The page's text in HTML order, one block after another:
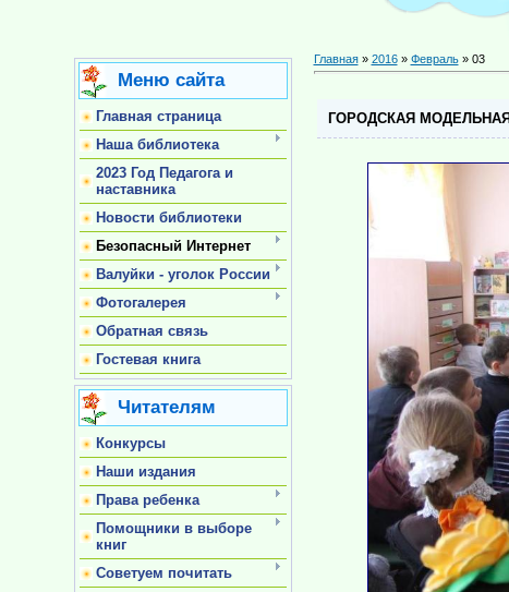
Меню сайта
Главная страница
Наша библиотека
2023 Год Педагога и
наставника
Новости библиотеки
Безопасный Интернет
Валуйки - уголок России
Фотогалерея
Обратная связь
Гостевая книга
Читателям
Конкурсы
Наши издания
Права ребенка
Помощники в выборе
книг
Советуем почитать
Главная» 2016 » Февраль » 03
ГОРОДСКАЯ